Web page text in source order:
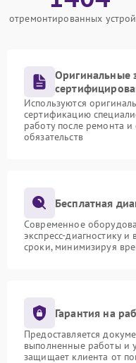
отремонтированных
Оригинальные
Используются
сертификацию
работу после ремонта
обязательств
Бесплатная
Современное
экспресс-диагностику
сроки, минимизируя
Гарантия на
Предоставляется
выполненные работы и
защищает клиента от